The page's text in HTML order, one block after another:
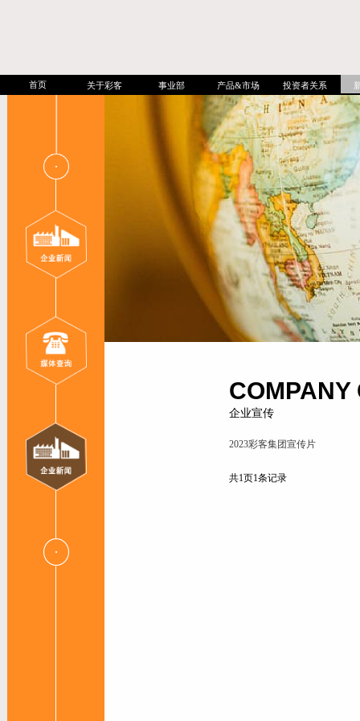
首页 关于彩客 事业部 产品&市场 投资者关系
COMPANY
企业宣传
2023彩客集团宣传片
共1页1条记录